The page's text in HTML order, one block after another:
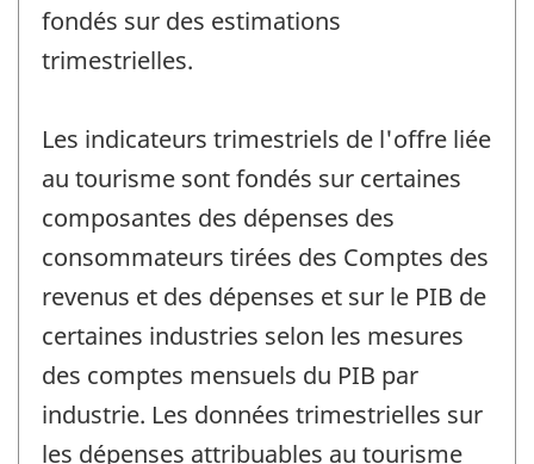
fondés sur des estimations
trimestrielles.
Les indicateurs trimestriels de l'offre liée
au tourisme sont fondés sur certaines
composantes des dépenses des
consommateurs tirées des Comptes des
revenus et des dépenses et sur le PIB de
certaines industries selon les mesures
des comptes mensuels du PIB par
industrie. Les données trimestrielles sur
les dépenses attribuables au tourisme